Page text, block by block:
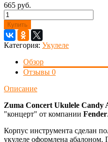
665 руб.
Купить
Категория: Укулеле
Обзор
Отзывы 0
Описание
Zuma Concert Ukulele Candy
"концерт" от компании Fender.
Корпус инструмента сделан
укулеле оформлена